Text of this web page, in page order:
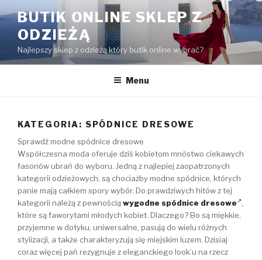
do
treści
BUTIK ONLINE SKLEP Z
ODZIEŻĄ
Najlepszy sklep z odzieżą który butik online wybrać?
Menu
KATEGORIA: SPÓDNICE DRESOWE
Sprawdź modne spódnice dresowe
Współczesna moda oferuje dziś kobietom mnóstwo ciekawych
fasonów ubrań do wyboru. Jedną z najlepiej zaopatrzonych
kategorii odzieżowych, są chociażby modne spódnice, których
panie mają całkiem spory wybór. Do prawdziwych hitów z tej
kategorii należą z pewnościąwygodne spódnice dresowe
które są faworytami młodych kobiet. Dlaczego? Bo są miękkie,
przyjemne w dotyku, uniwersalne, pasują do wielu różnych
stylizacji, a także charakteryzują się miejskim luzem. Dzisiaj
coraz więcej pań rezygnuje z eleganckiego look’u na rzecz